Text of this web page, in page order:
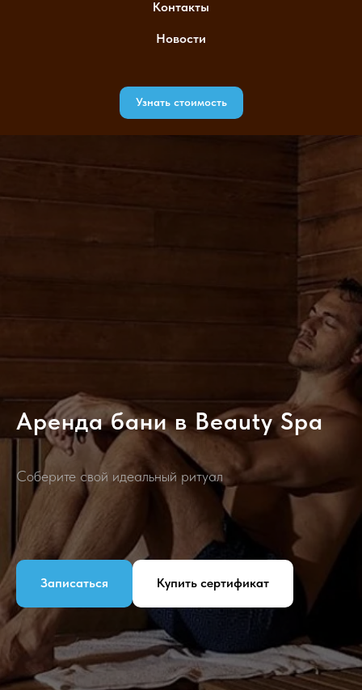
Контакты
Новости
Узнать стоимость
Аренда бани в Beauty Spa
Соберите свой идеальный ритуал
Записаться Купить сертификат